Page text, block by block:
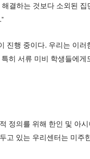
결하는 것보다 소외된
진행 중이다. 우리는 이러
히 서류 미비 학생들에
정의를 위해 한인 및 아
고 있는 우리센터는 미주